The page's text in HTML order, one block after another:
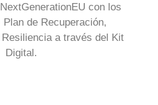
con los
de Recuperación,
a través del Kit
Digital.